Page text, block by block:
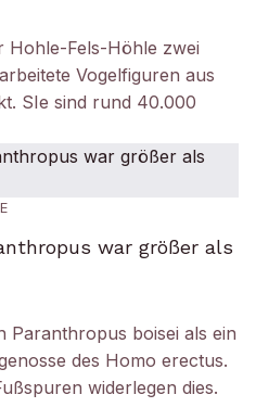
Hohle-Fels-Höhle zwei
Vogelfiguren aus
SIe sind rund 40.000
war größer als
Paranthropus boisei als ein
des Homo erectus.
widerlegen dies.